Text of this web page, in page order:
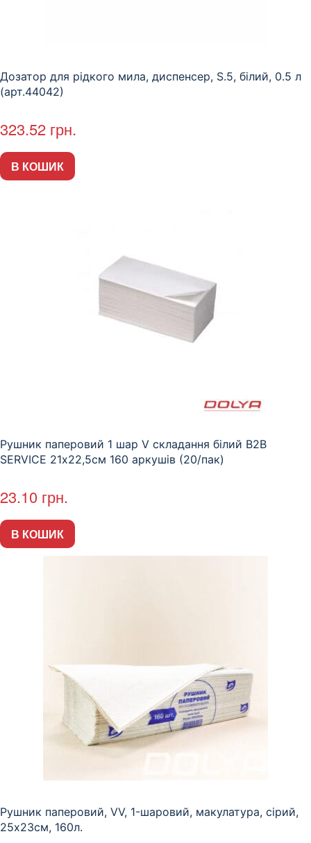
Дозатор для рідкого мила, диспенсер, S.5, білий, 0.5 л
(арт.44042)
323.52 грн.
В КОШИК
Рушник паперовий 1 шар V складання білий В2В
SERVICE 21х22,5см 160 аркушів (20/пак)
23.10 грн.
В КОШИК
Рушник паперовий, VV, 1-шаровий, макулатура, сірий,
25х23см, 160л.